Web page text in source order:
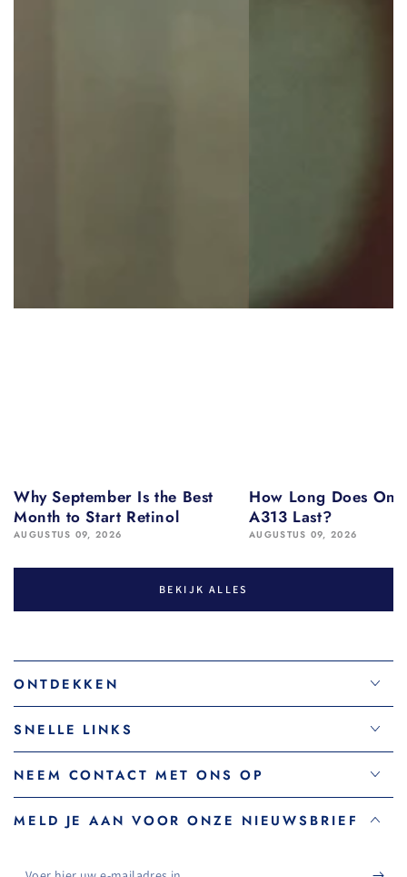
Why September Is the Best
Month to Start Retinol
AUGUSTUS 09, 2026
How Long Does
A313 Last?
AUGUSTUS 09, 2026
BEKIJK ALLES
ONTDEKKEN
SNELLE LINKS
NEEM CONTACT MET ONS OP
MELD JE AAN VOOR ONZE NIEUWSBRIEF
Voer